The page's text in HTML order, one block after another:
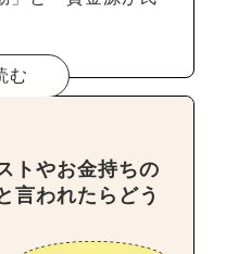
む
トやお金持ちの
言われたらどう